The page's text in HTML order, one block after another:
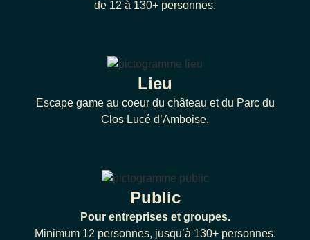
de 12 à 130+ personnes.
Lieu
Escape game au coeur du château et du Parc du
Clos Lucé d’Amboise.
Public
Pour entreprises et groupes.
Minimum 12 personnes, jusqu’à 130+ personnes.